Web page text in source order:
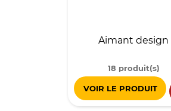
Aimant design
18 produit(s)
VOIR LE PRODUIT